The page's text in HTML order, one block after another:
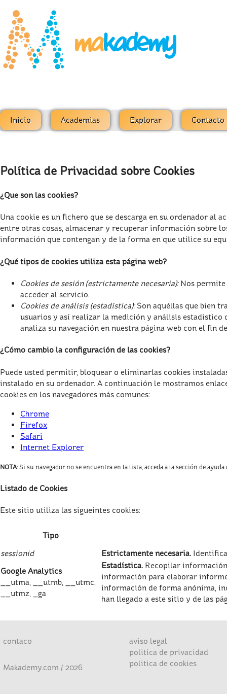
Inicio Academias Explorar Contacto
Política de Privacidad sobre Cookies
¿Que son las cookies?
Una cookie es un fichero que se descarga en su ordenador al
entre otras cosas, almacenar y recuperar información sobre
información que contengan y de la forma en que utilice su
¿Qué tipos de cookies utiliza esta página web?
Cookies de sesión (estrictamente necesaria):Nos permite
acceder al servicio.
Cookies de análisis (estadística):Son aquéllas que bien
usuarios y así realizar la medición y análisis
analiza su navegación en nuestra página web con el fin
¿Cómo cambio la configuración de las cookies?
Puede usted permitir, bloquear o eliminarlas cookies
instalado en su ordenador. A continuación le mostramos
cookies en los navegadores más comunes:
Chrome
Firefox
Safari
Internet Explorer
NOTA: Si su navegador no se encuentra en la lista, acceda a la sección de ayuda
Listado de Cookies
Este sitio utiliza las sigueintes cookies:
Tipo
sessionid
Estrictamente necesaria.
Google Analytics
__utma, __utmb, __utmc,
__utmz, _ga
Estadística. Recopilar
información para elaborar
información de forma anónima,
han llegado a este sitio y de las
contaco
Makademy.com / 2026
aviso legal
politica de privacidad
politica de cookies